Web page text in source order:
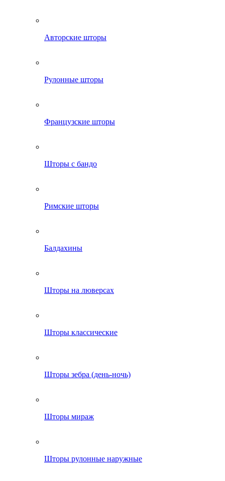
Авторские шторы
Рулонные шторы
Французские шторы
Шторы с бандо
Римские шторы
Балдахины
Шторы на люверсах
Шторы классические
Шторы зебра (день-ночь)
Шторы мираж
Шторы рулонные наружные